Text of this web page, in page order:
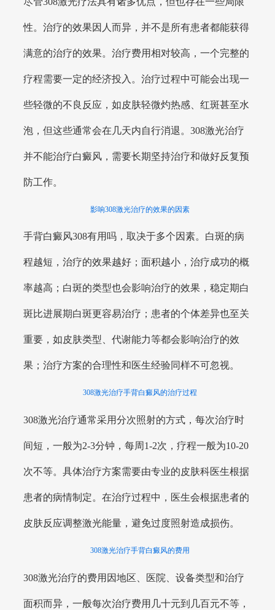
性。治疗的效果因人而异，并不是所有患者都能获得
满意的治疗的效果。治疗费用相对较高，一个完整的
疗程需要一定的经济投入。治疗过程中可能会出现一
些轻微的不良反应，如皮肤轻微灼热感、红斑甚至水
泡，但这些通常会在几天内自行消退。308激光治疗
并不能治疗白癜风，需要长期坚持治疗和做好反复预
防工作。
影响308激光治疗的效果的因素
手背白癜风308有用吗，取决于多个因素。白斑的病
程越短，治疗的效果越好；面积越小，治疗成功的概
率越高；白斑的类型也会影响治疗的效果，稳定期白
斑比进展期白斑更容易治疗；患者的个体差异也至关
重要，如皮肤类型、代谢能力等都会影响治疗的效
果；治疗方案的合理性和医生经验同样不可忽视。
308激光治疗手背白癜风的治疗过程
308激光治疗通常采用分次照射的方式，每次治疗时
间短，一般为2-3分钟，每周1-2次，疗程一般为10-20
次不等。具体治疗方案需要由专业的皮肤科医生根据
患者的病情制定。在治疗过程中，医生会根据患者的
皮肤反应调整激光能量，避免过度照射造成损伤。
308激光治疗手背白癜风的费用
308激光治疗的费用因地区、医院、设备类型和治疗
面积而异，一般每次治疗费用几十元到几百元不等，